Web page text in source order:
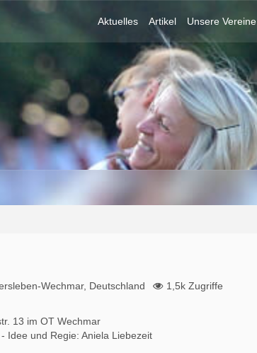
Aktuelles Artikel Unsere Vereine
Wechmar, Deutschland 1,5k Zugriffe
13 im OT Wechmar
- Idee und Regie: Aniela Liebezeit